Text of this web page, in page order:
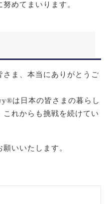
めてまいります。
さま、本当にありがとうご
は日本の皆さまの暮らし
れからも挑戦を続けてい
いいたします。